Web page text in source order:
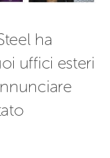
ha
uffici esteri